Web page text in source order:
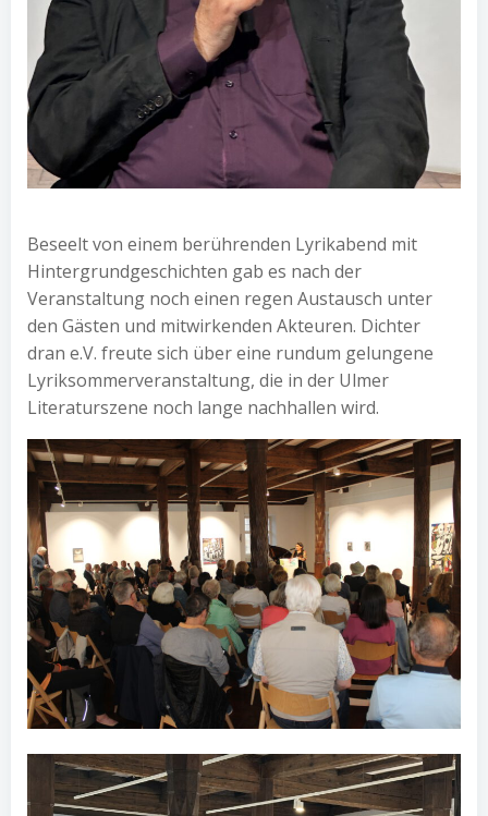
Beseelt von einem berührenden Lyrikabend mit
Hintergrundgeschichten gab es nach der
Veranstaltung noch einen regen Austausch unter
den Gästen und mitwirkenden Akteuren. Dichter
dran e.V. freute sich über eine rundum gelungene
Lyriksommerveranstaltung, die in der Ulmer
Literaturszene noch lange nachhallen wird.